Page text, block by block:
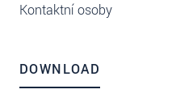
Kontaktní osoby
DOWNLOAD